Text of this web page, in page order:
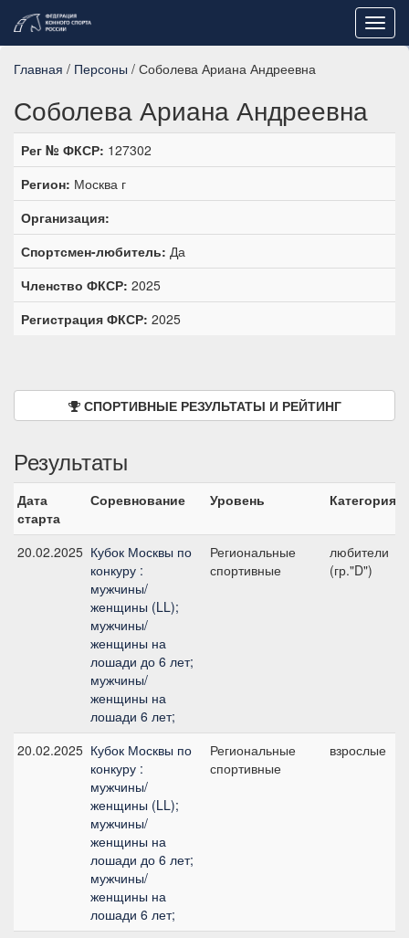
Главная / Персоны / Соболева Ариана Андреевна
Соболева Ариана Андреевна
Рег № ФКСР: 127302
Регион: Москва г
Организация:
Спортсмен-любитель: Да
Членство ФКСР: 2025
Регистрация ФКСР: 2025
СПОРТИВНЫЕ РЕЗУЛЬТАТЫ И РЕЙТИНГ
Результаты
Дата
старта
Соревнование Уровень Категория
20.02.2025 Кубок Москвы по
конкуру :
мужчины/
женщины (LL);
мужчины/
женщины на
лошади до 6 лет;
мужчины/
женщины на
лошади 6 лет;
Региональные
спортивные
любители
(гр."D")
20.02.2025 Кубок Москвы по
конкуру :
мужчины/
женщины (LL);
мужчины/
женщины на
лошади до 6 лет;
мужчины/
женщины на
лошади 6 лет;
Региональные
спортивные
взрослые